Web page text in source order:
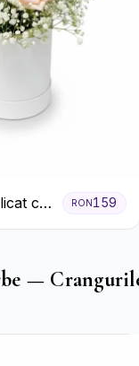
cu
în
RON159
—